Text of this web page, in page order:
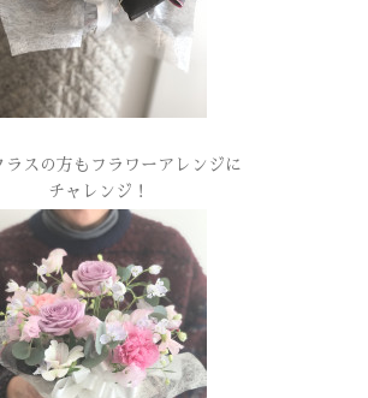
ラスの方もフラワーアレンジに
チャレンジ！